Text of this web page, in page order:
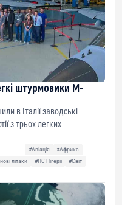
штурмовики M-
в Італії заводські
з трьох легких
#Авіація
#Африка
літаки #ПС Нігерії
#Світ